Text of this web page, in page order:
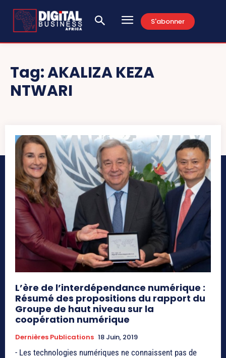
S'abonner
Tag:AKALIZA KEZA
NTWARI
L’ère de l’interdépendance numérique :
Résumé des propositions du rapport du
Groupe de haut niveau sur la
coopération numérique
Dernières Publications 18 Juin, 2019
- Les technologies numériques ne connaissent pas de